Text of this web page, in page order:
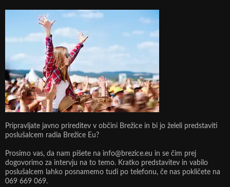
Pripravljate javno prireditev v občini Brežice in bi jo želeli predstaviti
poslušalcem radia Brežice Eu?
Prosimo vas, da nam pišete na info@brezice.eu in se čim prej
dogovorimo za intervju na to temo. Kratko predstavitev in vabilo
poslušalcem lahko posnamemo tudi po telefonu, če nas pokličete na
069 669 069.